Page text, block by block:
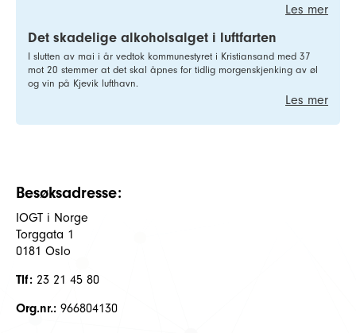
Les mer
Det skadelige alkoholsalget i luftfarten
I slutten av mai i år vedtok kommunestyret i Kristiansand med 37
mot 20 stemmer at det skal åpnes for tidlig morgenskjenking av øl
og vin på Kjevik lufthavn.
Les mer
Besøksadresse:
IOGT i Norge
Torggata 1
0181 Oslo
Tlf: 23 21 45 80
Org.nr.: 966804130